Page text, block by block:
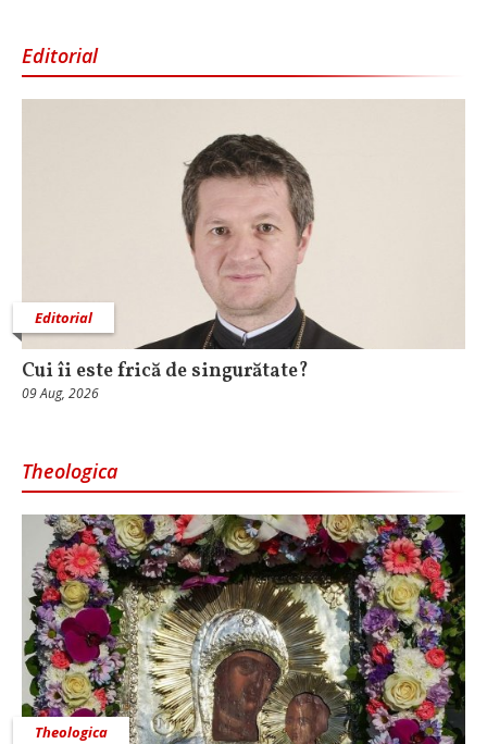
Editorial
Editorial
Cui îi este frică de singurătate?
09 Aug, 2026
Theologica
Theologica